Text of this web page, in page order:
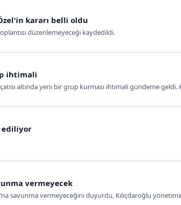
kararı belli oldu
düzenlemeyeceği kaydedildi.
ihtimali
altında yeni bir grup kurması ihtimali gündeme
ediliyor
vermeyecek
savunma vermeyeceğini duyurdu, Kılıçdaroğlu